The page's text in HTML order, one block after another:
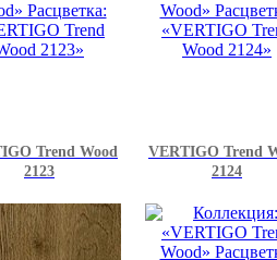
Trend Wood
2123
VERTIGO Trend
2124